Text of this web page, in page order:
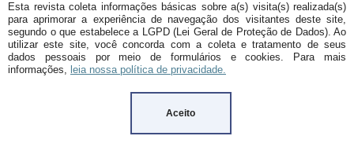
Esta revista coleta informações básicas sobre a(s) visita(s) realizada(s)
para aprimorar a experiência de navegação dos visitantes deste site,
segundo o que estabelece a LGPD (Lei Geral de Proteção de Dados). Ao
utilizar este site, você concorda com a coleta e tratamento de seus
dados pessoais por meio de formulários e cookies. Para mais
informações, leia nossa política de privacidade.
Aceito